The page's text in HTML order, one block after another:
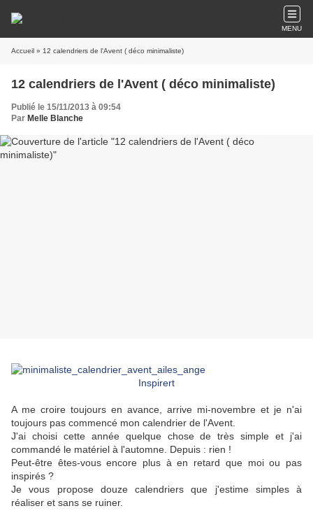
MENU
Accueil » 12 calendriers de l'Avent ( déco minimaliste)
12 calendriers de l'Avent ( déco minimaliste)
Publié le 15/11/2013 à 09:54
Par Melle Blanche
Inspirert
A me croire toujours en avance, arrive mi-novembre et je n'ai
toujours pas commencé mon calendrier de l'Avent.
J'ai choisi cette année quelque chose de très simple et j'ai
commandé le matériel à l'automne. Depuis : rien !
Peut-être êtes-vous encore plus à en retard que moi ou pas
inspirés ?
Je vous propose douze calendriers que j'estime simples à
réaliser et sans se ruiner.